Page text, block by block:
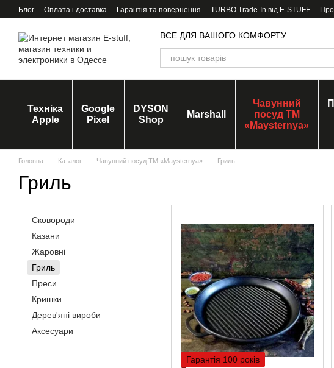
Перейти до основного контенту
Блог Оплата і доставка Гарантія та повернення TURBO Trade-In від E-STUFF
ВСЕ ДЛЯ ВАШОГО КОМФОРТУ
Техніка
Apple
Google
Pixel
DYSON
Shop
Marshall
Чавунний
посуд ТМ
«Maysternya»
Головна Каталог Чавунний посуд ТМ «Maysternya» Гриль
Гриль
Гарантія 100 років
Сковороди
Казани
Жаровні
Гриль
Преси
Кришки
Дерев'яні вироби
Аксесуари